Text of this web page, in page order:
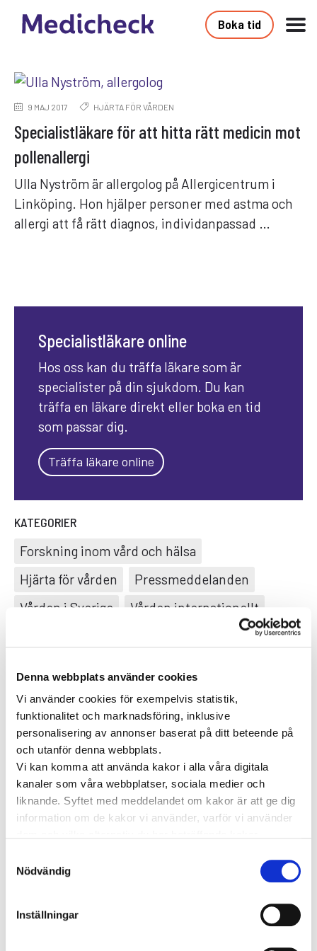
Denna webbplats använder cookies
Vi använder cookies för exempelvis statistik,
funktionalitet och marknadsföring, inklusive
personalisering av annonser baserat på ditt beteende på
och utanför denna webbplats.
Vi kan komma att använda kakor i alla våra digitala
kanaler som våra webbplatser, sociala medier och
liknande. Syftet med meddelandet om kakor är att ge dig
information om de kakor vi använder, varför vi använder
vi behandlar personuppgifter i vår
Integritetspolicy
Nödvändig
Inställningar
Boka tid
9 MAJ 2017 HJÄRTA FÖR VÅRDEN
Specialistläkare för att hitta rätt medicin mot
pollenallergi
Ulla Nyström är allergolog på Allergicentrum i
Linköping. Hon hjälper personer med astma och
allergi att få rätt diagnos, individanpassad …
Specialistläkare online
Hos oss kan du träffa läkare som är
specialister på din sjukdom. Du kan
träffa en läkare direkt eller boka en tid
som passar dig.
Träffa läkare online
KATEGORIER
Forskning inom vård och hälsa
Hjärta för vården
Pressmeddelanden
Vården i Sverige
Vården internationellt
TAGGAR
AllergiAllergologAstmaCancerCrohns
sjukdom Den nya vården Depression Diabetes
Diabetes typ 2Dietist
FörmaksflimmerHashimoto Hjärtinfarkt
Hjärtproblem Hjärtsjukdomar Hjärtsvikt Hudcancer
Hypotyreos Högt blodtryck IBS
Kenneth Ilvall Magproblem
Psykisk ohälsa